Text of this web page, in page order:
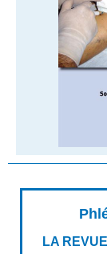
LA